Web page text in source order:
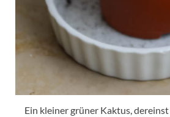
Ein kleiner grüner Kaktus,